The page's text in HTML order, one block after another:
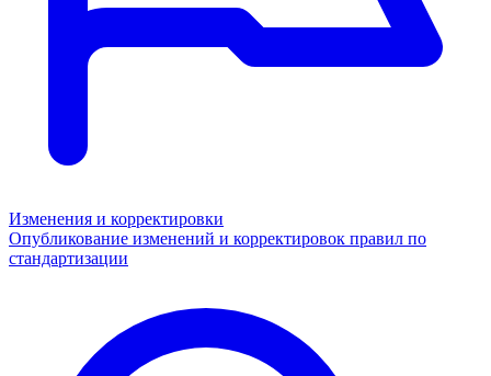
Изменения и корректировки
Опубликование изменений и корректировок правил по
стандартизации